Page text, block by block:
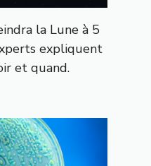
la Lune à 5
expliquent
et quand.